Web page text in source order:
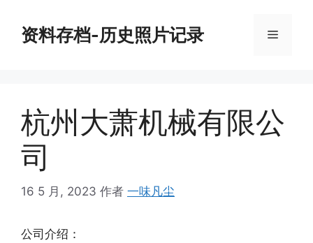
资料存档-历史照片记录 菜
杭州大萧机械有限公
司
16 5 月, 2023 作者 一味凡尘
公司介绍：